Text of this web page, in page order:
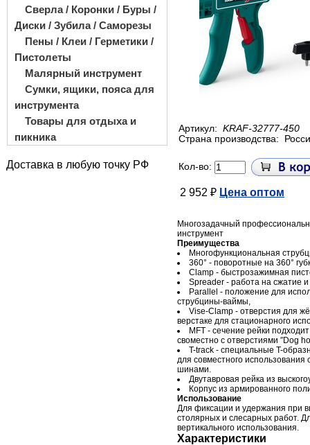
Сверла / Коронки / Буры /
Диски / Зубила / Саморезы
Пены / Клеи / Герметики /
Пистолеты
Малярный инструмент
Сумки, ящики, пояса для
инструмента
Товары для отдыха и
пикника
Доставка в любую точку РФ
Артикул: KRAF-32777-450
Страна производства:
Кол-во:
2 952 ₽ Цена оптом
Многозадачный
инструмент
Преимущества
Многофункциональная
360° - поворотные на 360°
Clamp - быстрозажимная
Spreader - работа на сжатие
Parallel - положение для
струбцины-ваймы,
Vise-Clamp - отверстия для
верстаке для стационарного
MFT - сечение рейки
своместно с отверстиями ″Dog
T-track - специальные T-
для совместного
шинами.
Двутавровая рейка из
Корпус из армированного
Использование
Для фиксации и удержания при
столярных и слесарных работ.
вертикального использования.
Характеристики